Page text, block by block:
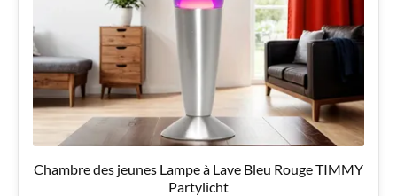
Chambre des jeunes Lampe à Lave Bleu Rouge TIMMY
Partylicht